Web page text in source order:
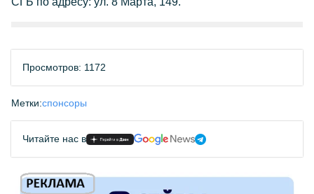
Просмотров: 1172
Метки:спонсоры
Читайте нас в